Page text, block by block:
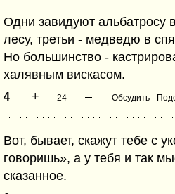
Одни завидуют альбатросу
лесу, третьи - медведю в
Но большинство -
халявным вискасом.
4 + 24 – Обсудить
Вот, бывает, скажут тебе с
говоришь», а у тебя и так
сказанное.